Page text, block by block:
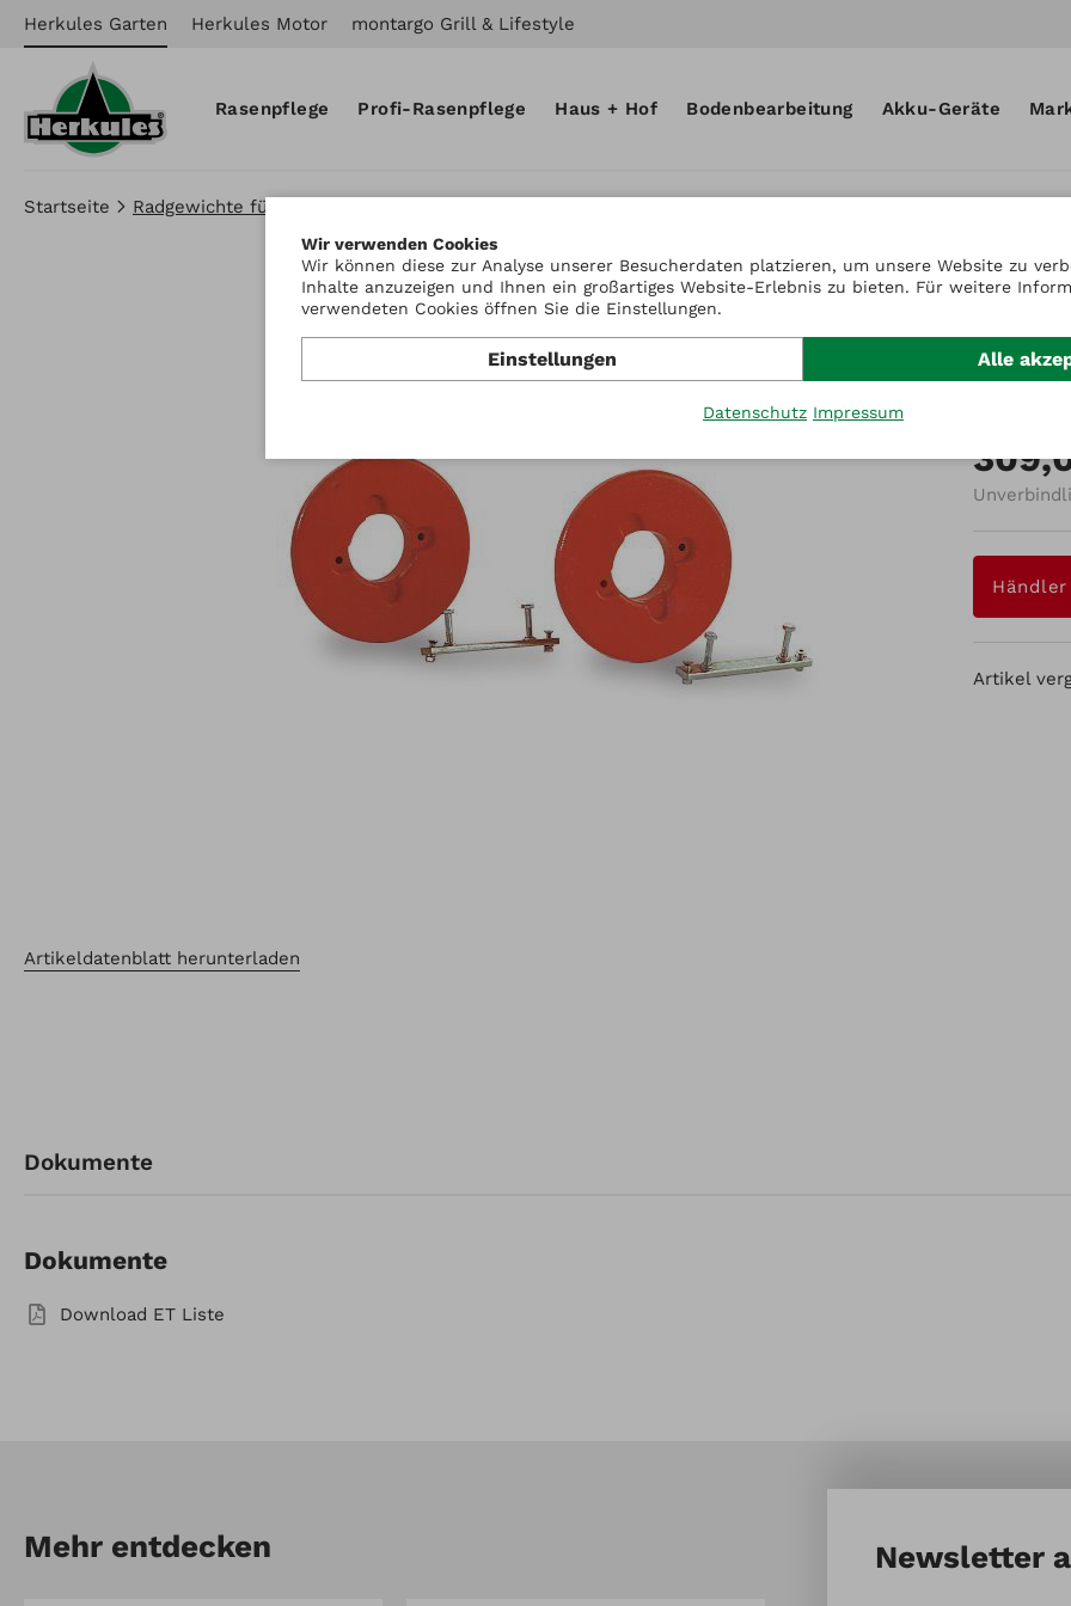
Herkules Garten Herkules Motor montargo Grill & Lifestyle
Rasenpflege Profi-Rasenpflege Haus + Hof Bodenbearbeitung Akku-Geräte
Startseite Radgewichte für Räder
Artikeldatenblatt herunterladen
Artikel
Dokumente
Dokumente
Download ET Liste
Mehr entdecken Newsletter
Wir verwenden Cookies
Wir können diese zur Analyse unserer Besucherdaten platzieren, um unsere Website zu
Inhalte anzuzeigen und Ihnen ein großartiges Website-Erlebnis zu bieten. Für weitere
verwendeten Cookies öffnen Sie die Einstellungen.
Einstellungen Alle
Datenschutz Impressum